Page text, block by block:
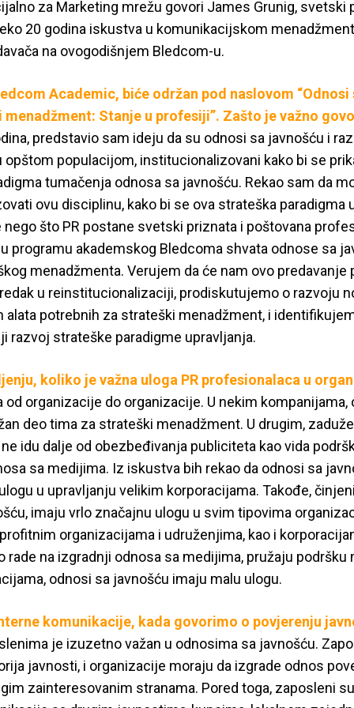
za Marketing mrežu govori James Grunig, svetski
20 godina iskustva u komunikacijskom
na ovogodišnjem Bledcom-u.
Academic, biće održan pod naslovom “Odnosi
Stanje u profesiji”. Zašto je važno
predstavio sam ideju da su odnosi sa javnošću i
populacijom, institucionalizovani kako bi se
tumačenja odnosa sa javnošću. Rekao sam da
ovu disciplinu, kako bi se ova strateška paradigma
što PR postane svetski priznata i poštovana
programu akademskog Bledcoma shvata odnose sa
menadžmenta. Verujem da će nam ovo predavanje
u reinstitucionalizaciji, prodiskutujemo o razvoju
alata potrebnih za strateški menadžment, i
razvoj strateške paradigme upravljanja.
koliko je važna uloga PR profesionalaca u
od organizacije do organizacije. U nekim kompanijama,
deo tima za strateški menadžment. U drugim,
idu dalje od obezbeđivanja publiciteta kao vida
sa medijima. Iz iskustva bih rekao da odnosi sa
u upravljanju velikim korporacijama. Takođe,
imaju vrlo značajnu ulogu u svim tipovima
organizacijama i udruženjima, kao i
rade na izgradnji odnosa sa medijima, pružaju podršku
odnosi sa javnošću imaju malu ulogu.
komunikacije, kada govorimo o povjerenju
je izuzetno važan u odnosima sa javnošću.
javnosti, i organizacije moraju da izgrade odnos
zainteresovanim stranama. Pored toga, zaposleni